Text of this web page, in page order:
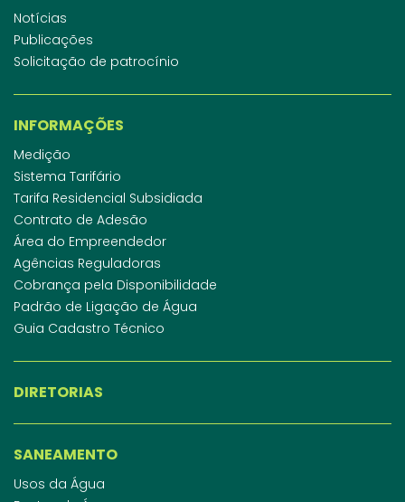
Notícias
Publicações
Solicitação de patrocínio
INFORMAÇÕES
Medição
Sistema Tarifário
Tarifa Residencial Subsidiada
Contrato de Adesão
Área do Empreendedor
Agências Reguladoras
Cobrança pela Disponibilidade
Padrão de Ligação de Água
Guia Cadastro Técnico
DIRETORIAS
SANEAMENTO
Usos da Água